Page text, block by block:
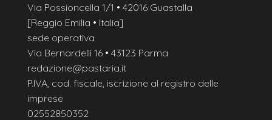
Via Possioncella 1/1 • 42016 Guastalla
[Reggio Emilia • Italia]
sede operativa
Via Bernardelli 16 • 43123 Parma
redazione@pastaria.it
P.IVA, cod. fiscale, iscrizione al registro delle
imprese
02552850352